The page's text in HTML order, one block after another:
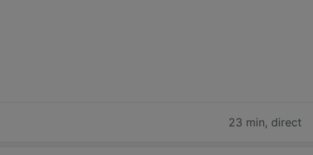
23 min, direct